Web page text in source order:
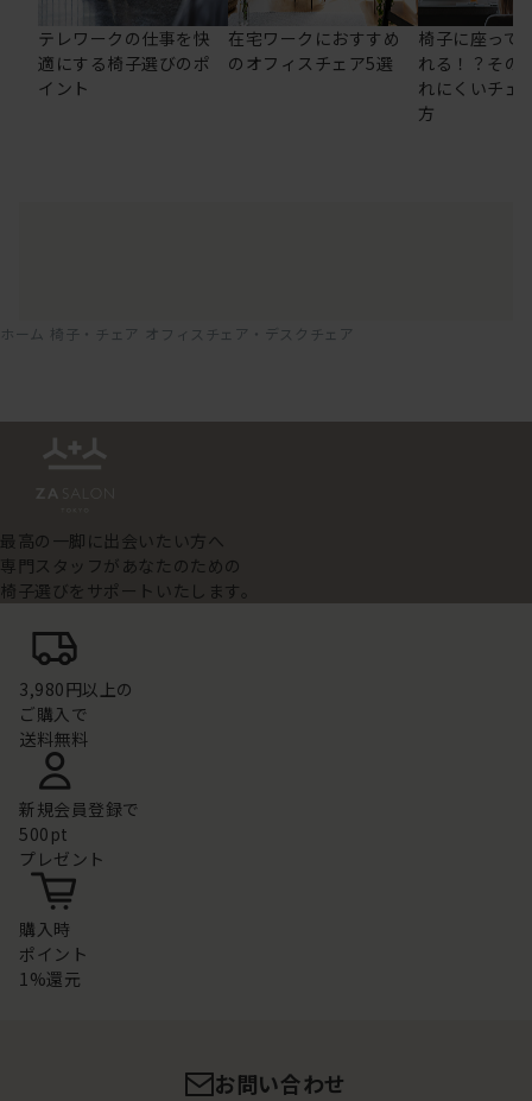
テレワークの仕事を快
適にする椅子選びのポ
イント
在宅ワークにおすすめ
のオフィスチェア5選
椅子に座って
れる！？その
れにくいチェ
方
ホーム 椅子・チェア オフィスチェア・デスクチェア
最高の一脚に出会いたい方へ
専門スタッフがあなたのための
椅子選びをサポートいたします。
3,980円以上の
ご購入で
送料無料
新規会員登録で
500pt
プレゼント
購入時
ポイント
1%還元
お問い合わせ